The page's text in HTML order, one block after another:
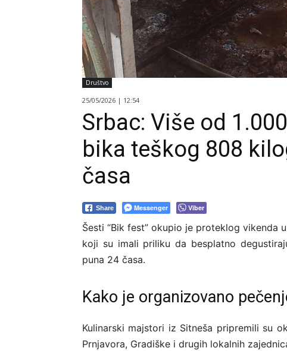
Društvo
25/05/2026 | 12:54
Srbac: Više od
bika teškog 808
časa
Share Messenger Viber
Šesti “Bik fest” okupio je proteklog vikenda
koji su imali priliku da besplatno
puna 24 časa.
Kako je organizovano
Kulinarski majstori iz Sitneša pripremili su
Prnjavora, Gradiške i drugih lokalnih